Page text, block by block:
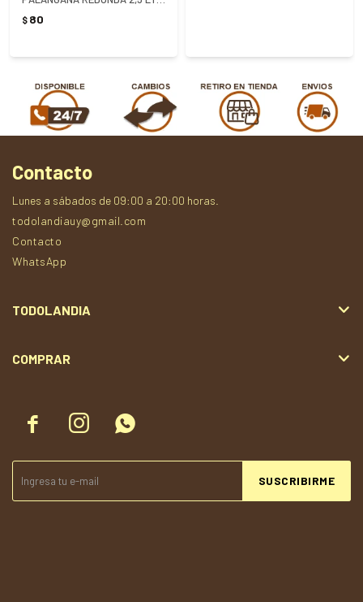
$ 80
  
SUSCRIBIRME
Contacto
Lunes a sábados de 09:00 a 20:00 horas.
todolandiauy@gmail.com
Contacto
WhatsApp
TODOLANDIA
COMPRAR